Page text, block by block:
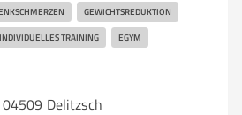
GEWICHTSREDUKTION
INDIVIDUELLES TRAINING EGYM
Delitzsch